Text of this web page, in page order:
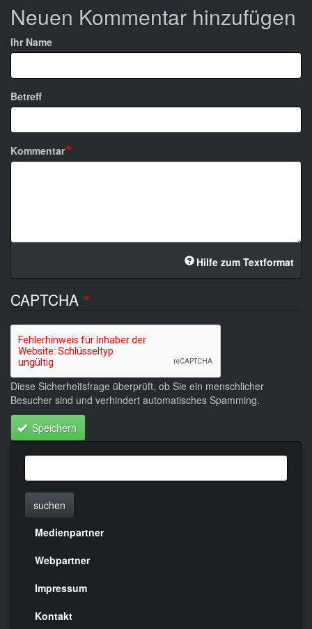
Neuen Kommentar hinzufügen
Ihr Name
Betreff
Kommentar
Hilfe zum Textformat
CAPTCHA
Diese Sicherheitsfrage überprüft, ob Sie ein menschlicher
Besucher sind und verhindert automatisches Spamming.
Speichern
suchen
Menülinks
rechte
Seite
Medienpartner
Webpartner
Impressum
Kontakt